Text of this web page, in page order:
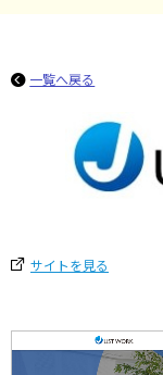
一覧へ戻る
サイトを見る